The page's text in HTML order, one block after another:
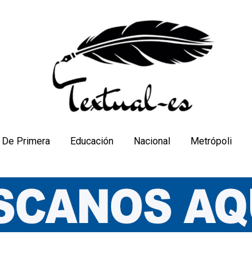
De Primera Educación Nacional Metrópoli